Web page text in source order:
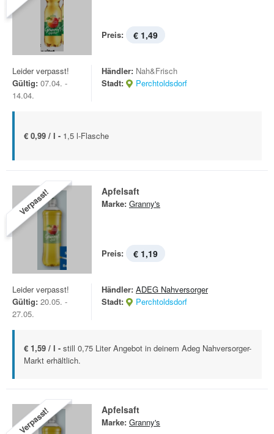
Preis: € 1,49
Leider verpasst!
Gültig: 07.04. -
14.04.
Händler: Nah&Frisch
Stadt:
Perchtoldsdorf
€ 0,99 / l - 1,5 l-Flasche
Verpasst! Apfelsaft
Marke: Granny's
Preis: € 1,19
Leider verpasst!
Gültig: 20.05. -
27.05.
Händler: ADEG Nahversorger
Stadt:
Perchtoldsdorf
€ 1,59 / l - still 0,75 Liter Angebot in deinem Adeg Nahversorger-
Markt erhältlich.
Verpasst! Apfelsaft
Marke: Granny's